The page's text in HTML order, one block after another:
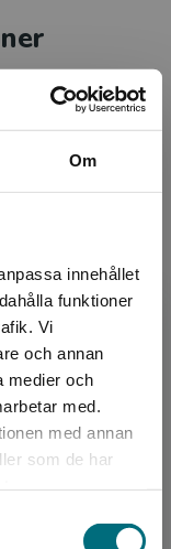
Om
innehållet
funktioner
Vi
och annan
medier och
med.
med annan
som de har
och
Innan